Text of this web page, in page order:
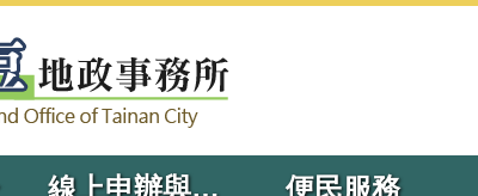
線上申辦與查詢 便民服務